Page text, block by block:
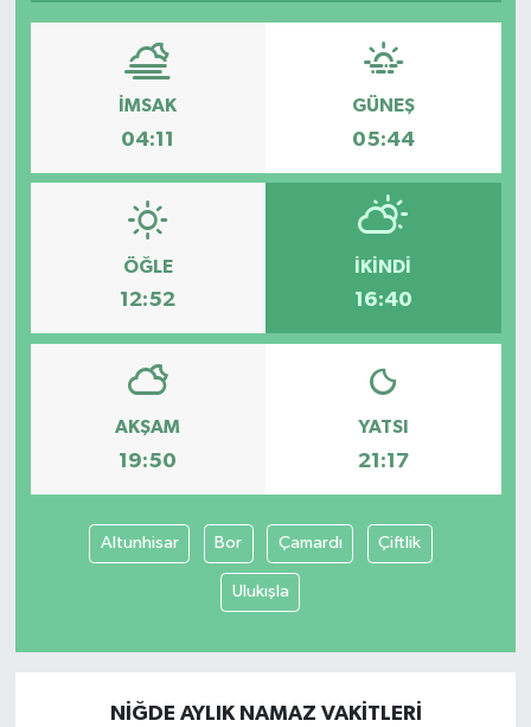
İMSAK
04:11
GÜNEŞ
05:44
ÖĞLE
12:52
İKINDI
16:40
AKŞAM
19:50
YATSI
21:17
Altunhisar Bor Çamardı Çiftlik
Ulukışla
NIĞDE AYLIK NAMAZ VAKITLERI
OTOMOBİL
SİYASET